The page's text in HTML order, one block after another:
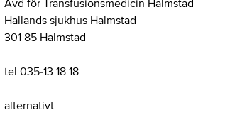
Avd för Transfusionsmedicin Halmstad
Hallands sjukhus Halmstad
301 85 Halmstad
tel 035-13 18 18
alternativt